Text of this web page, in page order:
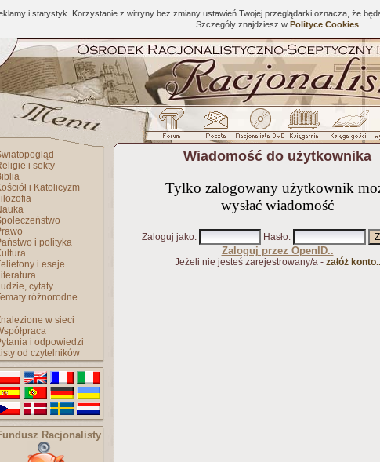
i statystyk. Korzystanie z witryny bez zmiany ustawień Twojej przeglądarki oznacza, że
Szczegóły znajdziesz w Polityce Cookies
i sekty
i Katolicyzm
i polityka
i eseje
cytaty
różnorodne
w sieci
i odpowiedzi
od czytelników
Racjonalisty
Wiadomość do użytkownika
Tylko zalogowany użytkownik
wysłać wiadomość
Zaloguj jako: Hasło:
Zaloguj przez OpenID..
Jeżeli nie jesteś zarejestrowany/a - załóż konto..